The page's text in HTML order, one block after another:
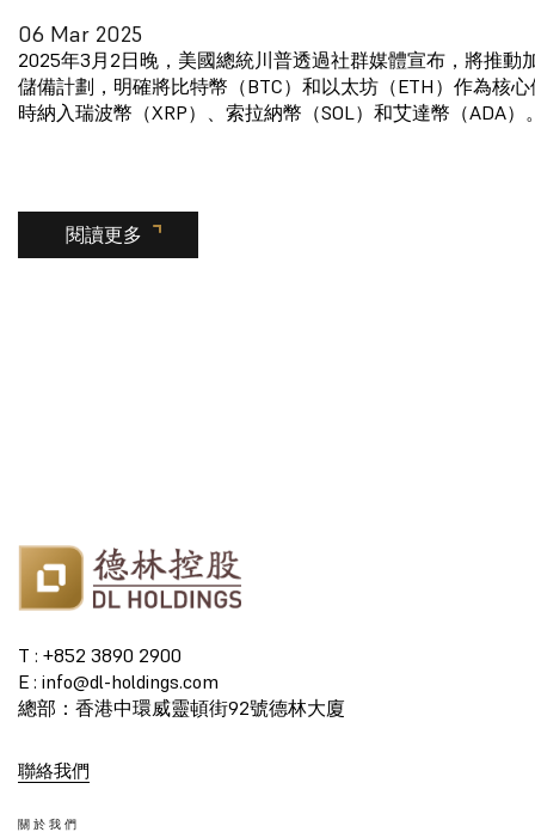
06 Mar 2025
2025年3月2日晚，美國總統川普透過社群媒體宣布，將推動
儲備計劃，明確將比特幣（BTC）和以太坊（ETH）作為核
時納入瑞波幣（XRP）、索拉納幣（SOL）和艾達幣（ADA）
閱讀更多
T : +852 3890 2900
E : info@dl-holdings.com
總部：香港中環威靈頓街92號德林大廈
聯絡我們
關於我們